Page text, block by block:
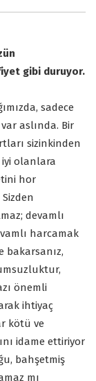
gibi duruyor.
sadece
aslında. Bir
sizinkinden
iyi olanlara
hor
devamlı
harcamak
bakarsanız,
önemli
ihtiyaç
kötü ve
idame ettiriyor
bahşetmiş
mı